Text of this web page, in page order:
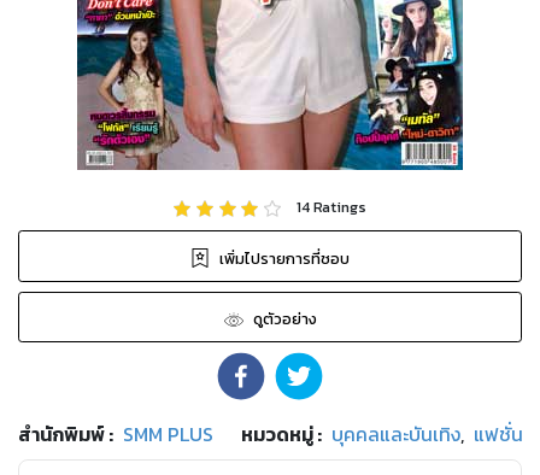
14Ratings
เพิ่มไปรายการที่ชอบ
ดูตัวอย่าง
สำนักพิมพ์: SMM PLUS หมวดหมู่: บุคคลและบันเทิง, แฟชั่น